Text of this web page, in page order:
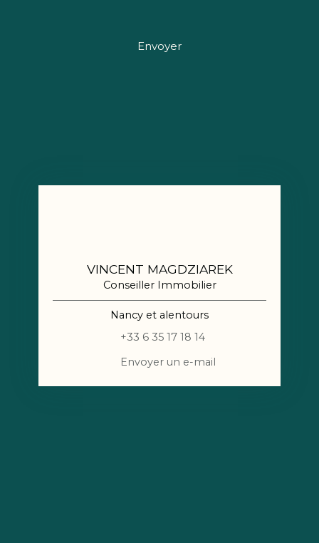
Envoyer
VINCENT MAGDZIAREK
Conseiller Immobilier
Nancy et alentours
+33 6 35 17 18 14
Envoyer un e-mail